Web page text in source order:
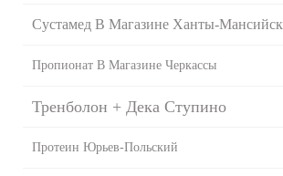
Сустамед В Магазине Ханты-Мансийск
Пропионат В Магазине Черкассы
Тренболон + Дека Ступино
Протеин Юрьев-Польский